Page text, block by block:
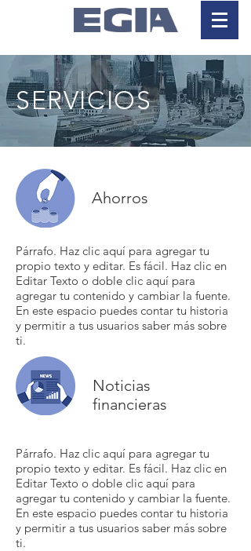
SERVICIOS
Ahorros
Párrafo. Haz clic aquí para agregar tu
propio texto y editar. Es fácil. Haz clic en
Editar Texto o doble clic aquí para
agregar tu contenido y cambiar la fuente.
En este espacio puedes contar tu historia
y permitir a tus usuarios saber más sobre
ti.
Noticias
financieras
Párrafo. Haz clic aquí para agregar tu
propio texto y editar. Es fácil. Haz clic en
Editar Texto o doble clic aquí para
agregar tu contenido y cambiar la fuente.
En este espacio puedes contar tu historia
y permitir a tus usuarios saber más sobre
ti.